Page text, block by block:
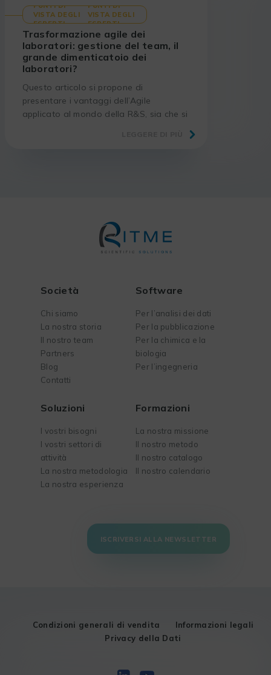
PUNTI DI
VISTA DEGLI
ESPERTI
PUNTI DI
VISTA DEGLI
ESPERTI
Trasformazione agile dei
laboratori: gestione del team, il
grande dimenticatoio dei
laboratori?
Questo articolo si propone di
presentare i vantaggi dell’Agile
applicato al mondo della R&S, sia che si
Società
Chi siamo
La nostra storia
Il nostro team
Partners
Blog
Contatti
Software
Per l’analisi dei dati
Per la pubblicazione
Per la chimica e la
biologia
Per l’ingegneria
Soluzioni
I vostri bisogni
I vostri settori di
attività
La nostra metodologia
La nostra esperienza
Formazioni
La nostra missione
Il nostro metodo
Il nostro catalogo
Il nostro calendario
ISCRIVERSI ALLA NEWSLETTER
Condizioni generali di vendita
Informazioni legali
Privacy della Dati